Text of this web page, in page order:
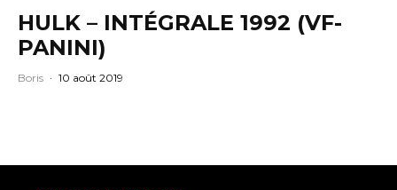
HULK – INTÉGRALE 1992 (VF-
PANINI)
Boris · 10 août 2019